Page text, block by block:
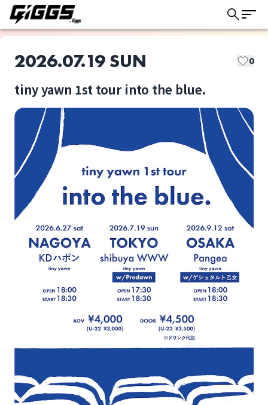
に。
2026.07.19 SUN 0
tiny yawn 1st tour into the blue.
tiny yawn Predawn
into the blue.
選択しない